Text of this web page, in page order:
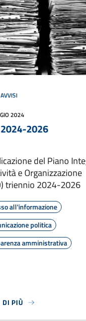
AVVISI
2024
2026
del Piano
e Organizzazione
triennio 2024-2026
all'informazione
politica
amministrativa
DI PIÙ